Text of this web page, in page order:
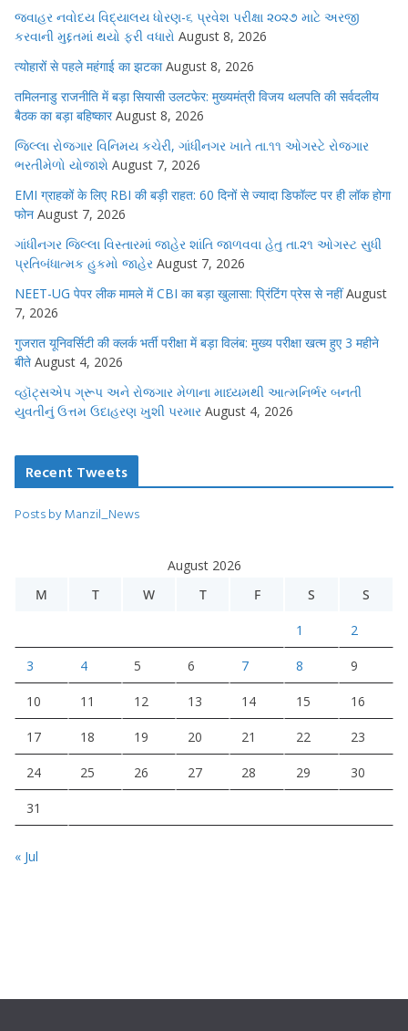
જવાહર નવોદય વિદ્યાલય ધોરણ-૬ પ્રવેશ પરીક્ષા ૨૦૨૭ માટે અરજી
કરવાની મુદ્દતમાં થયો ફરી વધારો August 8, 2026
त्योहारों से पहले महंगाई का झटका August 8, 2026
तमिलनाडु राजनीति में बड़ा सियासी उलटफेर: मुख्यमंत्री विजय थलपति की सर्वदलीय
बैठक का बड़ा बहिष्कार August 8, 2026
જિલ્લા રોજગાર વિનિમય કચેરી, ગાંધીનગર ખાતે તા.૧૧ ઓગસ્ટે રોજગાર
ભરતીમેળો યોજાશે August 7, 2026
EMI ग्राहकों के लिए RBI की बड़ी राहत: 60 दिनों से ज्यादा डिफॉल्ट पर ही लॉक होगा
फोन August 7, 2026
ગાંધીનગર જિલ્લા વિસ્તારમાં જાહેર શાંતિ જાળવવા હેતુ તા.૨૧ ઓગસ્ટ સુધી
પ્રતિબંધાત્મક હુકમો જાહેર August 7, 2026
NEET-UG पेपर लीक मामले में CBI का बड़ा खुलासा: प्रिंटिंग प्रेस से नहीं August
7, 2026
गुजरात यूनिवर्सिटी की क्लर्क भर्ती परीक्षा में बड़ा विलंब: मुख्य परीक्षा खत्म हुए 3 महीने
बीते August 4, 2026
વ્હૉટ્સએપ ગ્રૂપ અને રોજગાર મેળાના માધ્યમથી આત્મનિર્ભર બનતી
યુવતીનું ઉત્તમ ઉદાહરણ ખુશી પરમાર August 4, 2026
Recent Tweets
Posts by Manzil_News
August 2026
M
T W T F S S
1 2
3 4 5 6 7 8 9
10 11 12 13 14 15 16
17 18 19 20 21 22 23
24 25 26 27 28 29 30
31
« Jul